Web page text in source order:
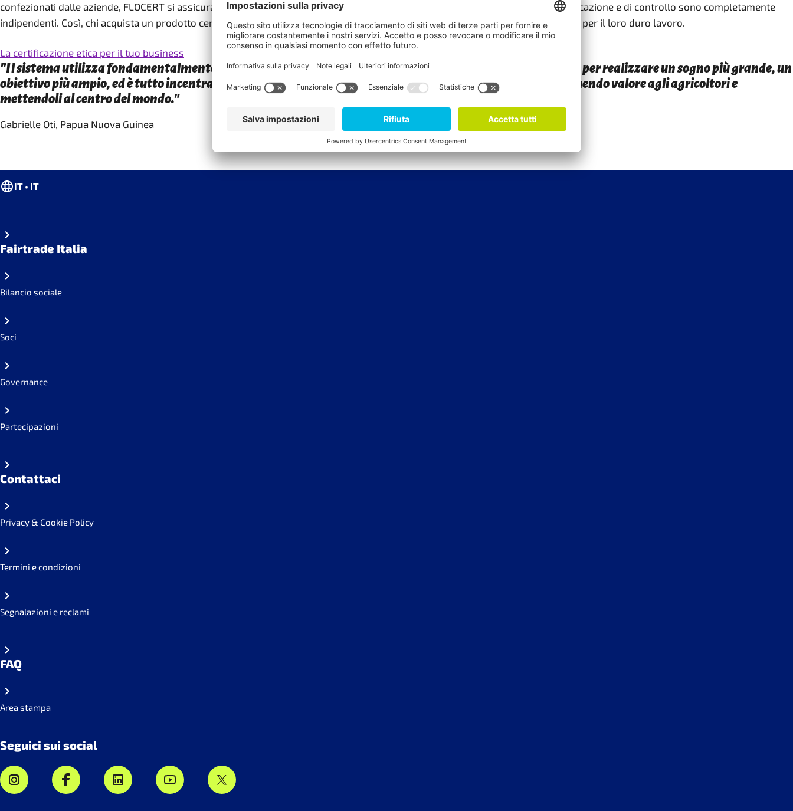
confezionati dalle aziende, FLOCERT si assicura che l'integrità di Fairtrade non venga mai compromessa. I suoi processi di certificazione e di controllo sono completamente
indipendenti. Così, chi acquista un prodotto certificato sa che le persone all’origine della filiera ricevono un compenso più giusto per il loro duro lavoro.
La certificazione etica per il tuo business
"Il sistema utilizza fondamentalmente il commercio come uno strumento, rendendo il commercio più equo per realizzare un sogno più grande, un
obiettivo più ampio, ed è tutto incentrato sulle comunità, sul miglioramento delle condizioni di vita, restituendo valore agli agricoltori e
mettendoli al centro del mondo."
Gabrielle Oti, Papua Nuova Guinea
IT • IT
Fairtrade Italia
Bilancio sociale
Soci
Governance
Partecipazioni
Contattaci
Privacy & Cookie Policy
Termini e condizioni
Segnalazioni e reclami
FAQ
Area stampa
Seguici sui social